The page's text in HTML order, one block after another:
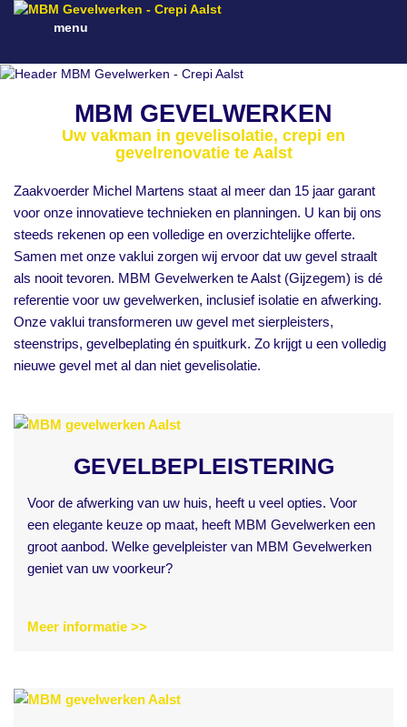
menu
MBM GEVELWERKEN
Uw vakman in gevelisolatie, crepi en
gevelrenovatie te Aalst
Zaakvoerder Michel Martens staat al meer dan 15 jaar garant
voor onze innovatieve technieken en planningen. U kan bij ons
steeds rekenen op een volledige en overzichtelijke offerte.
Samen met onze vaklui zorgen wij ervoor dat uw gevel straalt
als nooit tevoren. MBM Gevelwerken te Aalst (Gijzegem) is dé
referentie voor uw gevelwerken, inclusief isolatie en afwerking.
Onze vaklui transformeren uw gevel met sierpleisters,
steenstrips, gevelbeplating én spuitkurk. Zo krijgt u een volledig
nieuwe gevel met al dan niet gevelisolatie.
GEVELBEPLEISTERING
Voor de afwerking van uw huis, heeft u veel opties. Voor
een elegante keuze op maat, heeft MBM Gevelwerken een
groot aanbod. Welke gevelpleister van MBM Gevelwerken
geniet van uw voorkeur?
Meer informatie >>